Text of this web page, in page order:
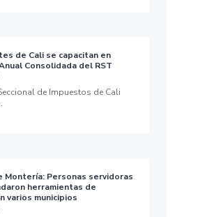
de Cali se capacitan en
Consolidada del RST
de Impuestos de Cali
Montería: Personas servidoras
herramientas de
varios municipios